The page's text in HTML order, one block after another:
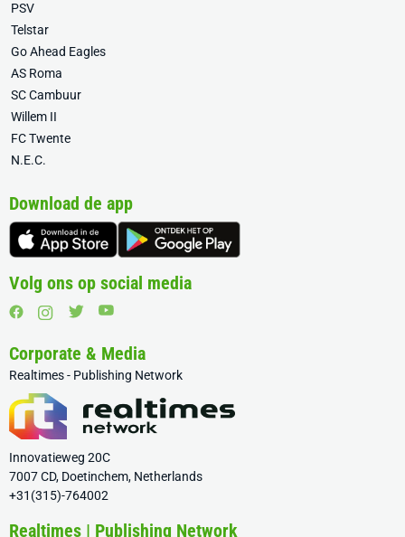
PSV
Telstar
Go Ahead Eagles
AS Roma
SC Cambuur
Willem II
FC Twente
N.E.C.
Download de app
Volg ons op social media
Corporate & Media
Realtimes - Publishing Network
Innovatieweg 20C
7007 CD, Doetinchem, Netherlands
+31(315)-764002
Realtimes | Publishing Network